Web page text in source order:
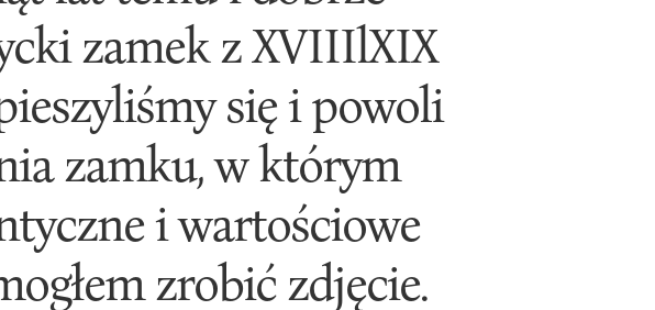
zamek z XVIIIlXIX
się i powoli
zamku, w którym
i wartościowe
zrobić zdjęcie.